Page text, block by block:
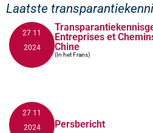
Laatste
27 11
2024
Entreprises et
Chine
(In het Frans)
27 11
2024
Persbericht